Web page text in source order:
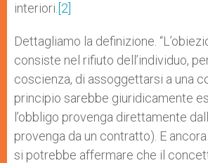
interiori. [2]
Dettagliamo la definizione.
consiste nel rifiuto dell’individuo,
coscienza, di assoggettarsi a una
principio sarebbe giuridicamente
l’obbligo provenga direttamente
provenga da un contratto). E
si potrebbe affermare che il